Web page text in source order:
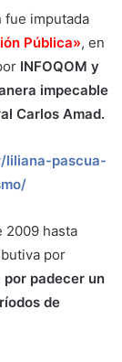
fue imputada
Pública», en
INFOQOM y
impecable
Carlos Amad.
liliana-pascua-
2009 hasta
por
por padecer un
de